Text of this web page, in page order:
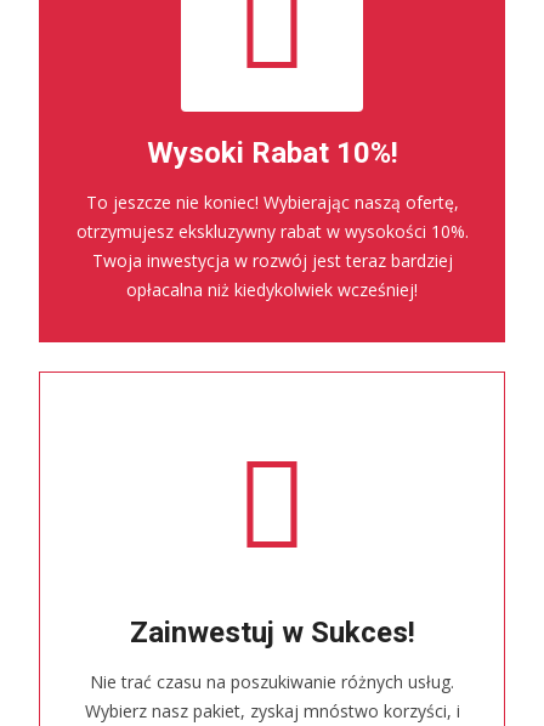
Wysoki Rabat 10%!
To jeszcze nie koniec! Wybierając naszą ofertę,
otrzymujesz ekskluzywny rabat w wysokości 10%.
Twoja inwestycja w rozwój jest teraz bardziej
opłacalna niż kiedykolwiek wcześniej!
Zainwestuj w Sukces!
Nie trać czasu na poszukiwanie różnych usług.
Wybierz nasz pakiet, zyskaj mnóstwo korzyści, i